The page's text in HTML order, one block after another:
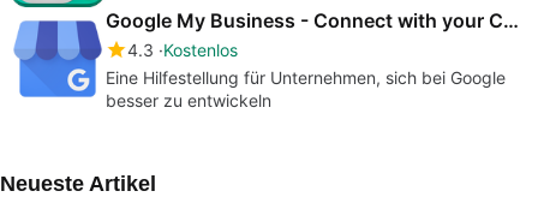
Google My Business - Connect with your Customers
4.3 Kostenlos
Eine Hilfestellung für Unternehmen, sich bei Google
besser zu entwickeln
Neueste Artikel